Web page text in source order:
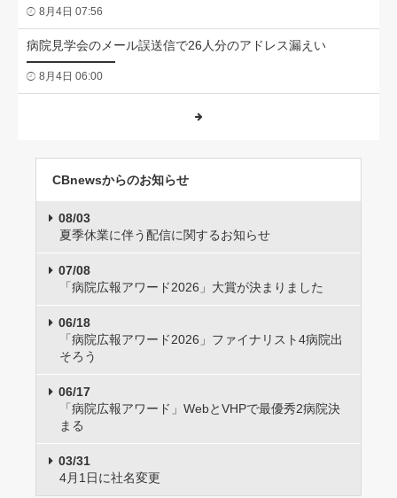
8月4日 07:56
病院見学会のメール誤送信で26人分のアドレス漏えい
8月4日 06:00
CBnewsからのお知らせ
08/03
夏季休業に伴う配信に関するお知らせ
07/08
「病院広報アワード2026」大賞が決まりました
06/18
「病院広報アワード2026」ファイナリスト4病院出
そろう
06/17
「病院広報アワード」WebとVHPで最優秀2病院決
まる
03/31
4月1日に社名変更